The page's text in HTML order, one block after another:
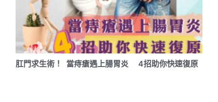
肛門求生術！ 當痔瘡遇上腸胃炎 4招助你快速復原